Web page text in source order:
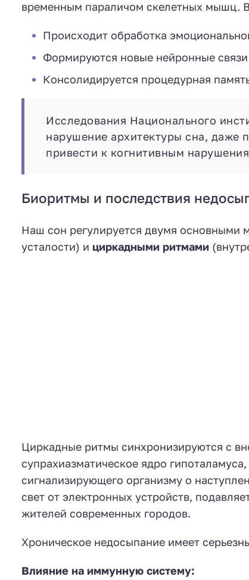
временным параличом скелетных мышц.
Происходит обработка
Формируются новые нейронные связи
Консолидируется процедурная
Исследования Национального
нарушение архитектуры сна, даже
привести к когнитивным
Биоритмы и последствия
Наш сон регулируется двумя основными
усталости) и циркадными ритмами
Циркадные ритмы синхронизируются с
супрахиазматическое ядро
сигнализирующего организму о
свет от электронных устройств,
жителей современных городов.
Хроническое недосыпание имеет
Влияние на иммунную систему: